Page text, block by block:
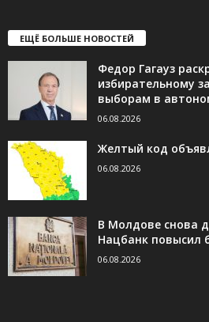
ЕЩЁ БОЛЬШЕ НОВОСТЕЙ
Федор Гагауз
избирательному
выборам в
06.08.2026
Желтый код
06.08.2026
В Молдове снова
Нацбанк повысил
06.08.2026